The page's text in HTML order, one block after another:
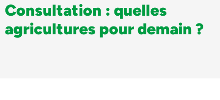
Consultation : quelles
agricultures pour demain ?